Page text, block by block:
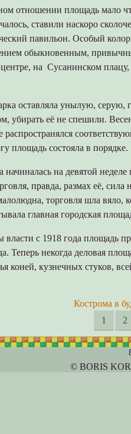
отношении площадь мало
ставили наскоро
павильон. Особый
обыкновенным,
центре, на Сусанинском
оставляла унылую,
убирать её не спешили.
распространялся
площадь состояла в порядке.
начиналась на девятой
правда, размах её,
торговля шла вяло,
главная городская
власти с 1918 года площадь
Теперь некогда деловая
коней, кузнечных стуков,
Кострома в
1
2
© BORIS